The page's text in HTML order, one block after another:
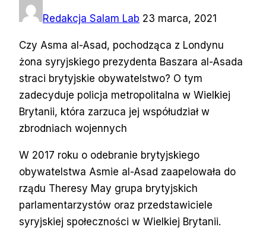
Redakcja Salam Lab 23 marca, 2021
Czy Asma al-Asad, pochodząca z Londynu
żona syryjskiego prezydenta Baszara al-Asada
straci brytyjskie obywatelstwo? O tym
zadecyduje policja metropolitalna w Wielkiej
Brytanii, która zarzuca jej współudział w
zbrodniach wojennych
W 2017 roku o odebranie brytyjskiego
obywatelstwa Asmie al-Asad zaapelowała do
rządu Theresy May grupa brytyjskich
parlamentarzystów oraz przedstawiciele
syryjskiej społeczności w Wielkiej Brytanii.